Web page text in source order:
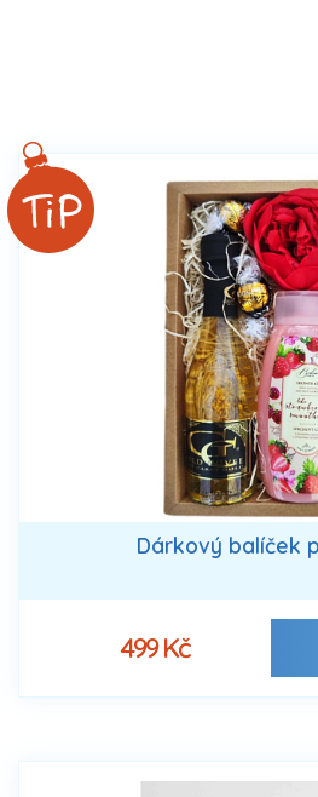
Dárkový balíček
499 Kč